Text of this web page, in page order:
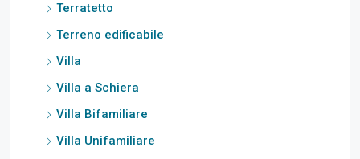
Terratetto
Terreno edificabile
Villa
Villa a Schiera
Villa Bifamiliare
Villa Unifamiliare